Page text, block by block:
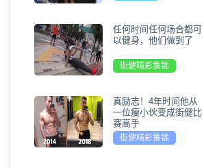
任何时间任何场合都可
以健身，他们做到了
街健精彩集锦
真励志！4年时间他从
一位瘦小伙变成街健比
赛高手
街健精彩集锦